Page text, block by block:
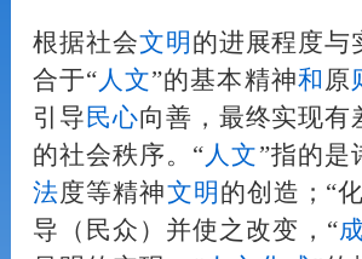
根据社会文明 的进展程度与
合于“ 人文”的基本精神和 原
引导 民心向善，最终实现有
的社会秩序。“ 人文”指的是
法度等精神文明 的创造；“
导（民众）并使之改变，“成